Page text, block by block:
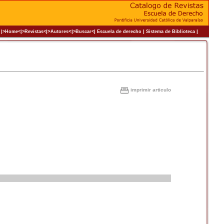
|>Home<|>Revistas<|>Autores<|>Buscar<|Escuela de derecho|Sistema de Biblioteca|
imprimir articulo